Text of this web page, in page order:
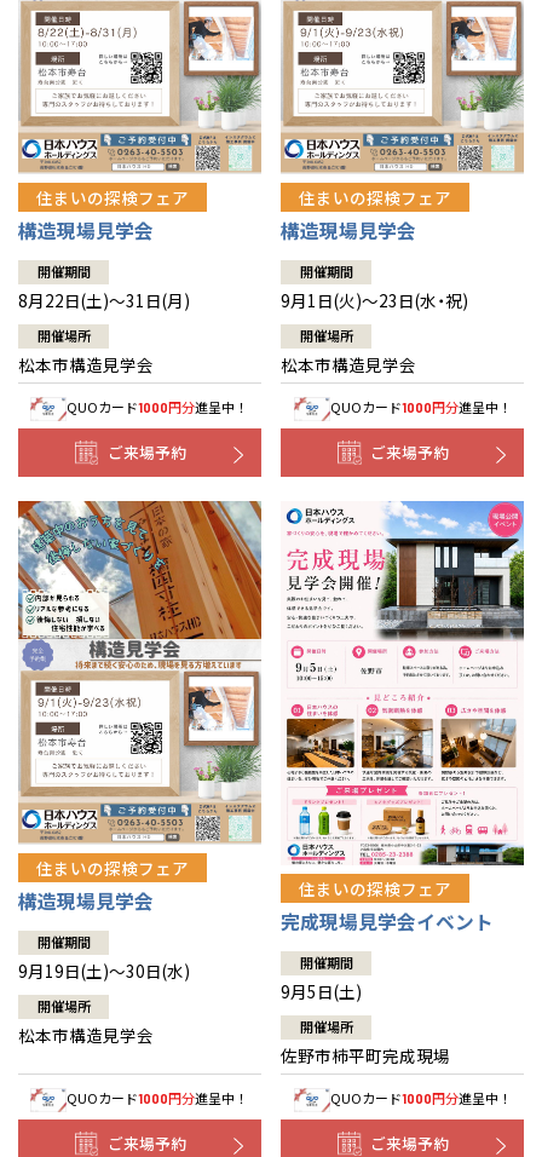
住まいの探検フェア
構造現場見学会
開催期間
8月22日(土)～31日(月)
開催場所
松本市構造見学会
QUOカード1000円分進呈中！
ご来場予約
住まいの探検フェア
構造現場見学会
開催期間
9月1日(火)～23日(水・祝)
開催場所
松本市構造見学会
QUOカード1000円分進呈中！
ご来場予約
住まいの探検フェア
構造現場見学会
開催期間
9月19日(土)～30日(水)
開催場所
松本市構造見学会
QUOカード1000円分進呈中！
ご来場予約
住まいの探検フェア
完成現場見学会イベント
開催期間
9月5日(土)
開催場所
佐野市柿平町完成現場
QUOカード1000円分進呈中！
ご来場予約